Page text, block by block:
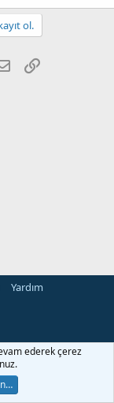
ol.
E-posta
Yardım
ederek çerez